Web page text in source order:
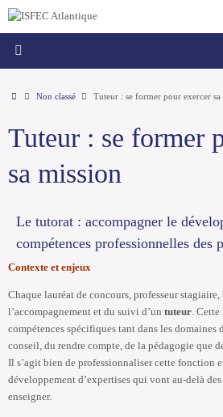
Passer
au
principal
AccueilNon classé Tuteur : se former pour exercer sa
Tuteur : se former
sa mission
Le tutorat : accompagner le
compétences professionnelles des
Contexte et enjeux
Chaque lauréat de concours, professeur
l’accompagnement et du suivi d’un tuteur. Cette
compétences spécifiques tant dans les domaines
conseil, du rendre compte, de la pédagogie que
Il s’agit bien de professionnaliser cette fonction
développement d’expertises qui vont au-delà des
enseigner.